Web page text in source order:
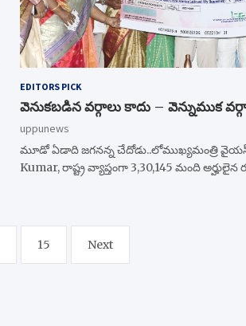
EDITORS PICK
వెనుకబడిన వర్గాలు కాదు – వెన్నుముక
uppunews
మూడో ఏడాది జగనన్న చేదోడు..లోముఖ్యమంత్రి వైయస్
Kumar, రాష్ట్ర వ్యాప్తంగా 3,30,145 మంది
15 Next